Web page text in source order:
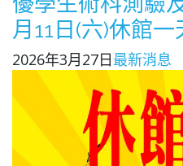
月11日(六)休館一
2026年3月27日最新消息